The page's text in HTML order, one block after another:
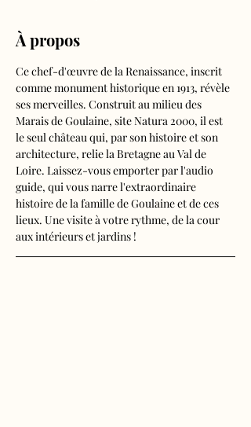
À propos
Ce chef-d'œuvre de la Renaissance, inscrit
comme monument historique en 1913, révèle
ses merveilles. Construit au milieu des
Marais de Goulaine, site Natura 2000, il est
le seul château qui, par son histoire et son
architecture, relie la Bretagne au Val de
Loire. Laissez-vous emporter par l'audio
guide, qui vous narre l'extraordinaire
histoire de la famille de Goulaine et de ces
lieux. Une visite à votre rythme, de la cour
aux intérieurs et jardins !